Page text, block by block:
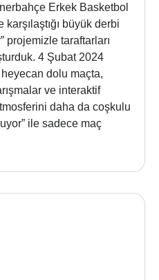
Erkek Basketbol
karşılaştığı büyük derbi
projemizle taraftarları
4 Şubat 2024
dolu maçta,
ve interaktif
daha da coşkulu
ile sadece maç